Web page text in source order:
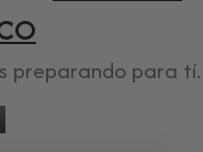
preparando para tí.